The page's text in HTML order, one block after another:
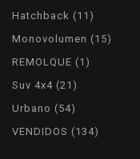
Hatchback 11 11
Monovolumen 1515
REMOLQUE 1 1
Suv 4x4 21 21
Urbano 5454
VENDIDOS 134134